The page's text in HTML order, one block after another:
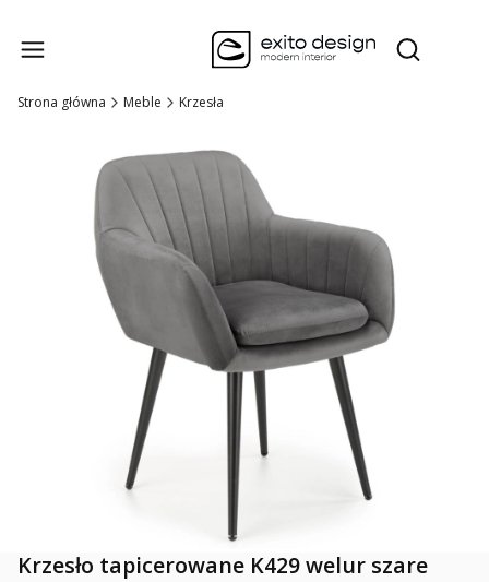
Otwórz
Strona główna Meble Krzesła
Krzesło tapicerowane K429 welur szare